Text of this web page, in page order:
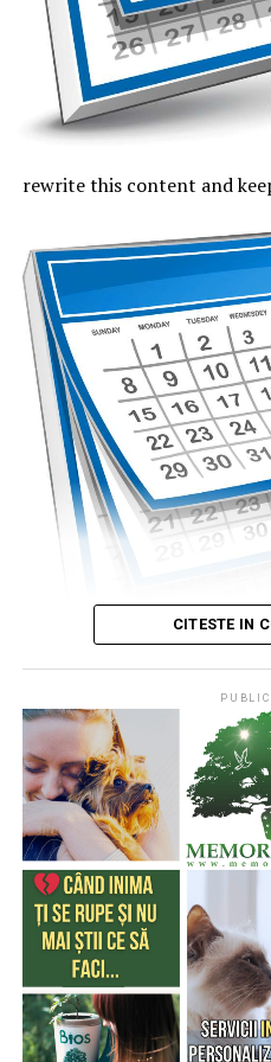
Joi, cu excepția zonei de
indicele temperatură-
pragul critic de 80 de
se vor încadra între 33 și 37
litoral, unde vor fi 30 de
mult moderat și după-
Vineri, valorile termice nu
la malul mării vor fi 33 de
mențin între 19 și 24 de
temporare după-amiaza,
însoțite de fenomene
rewrite this content and
Publicat deCodrin RAITA,
4 august 2026, 05:00
S-a întâmplat într-o zi de
* Cu 333 de ani în urmă
francez, Dom Pérignon,
produse de el din vinul
regiune din nordul Franţei),
extrem de cunoscută şi i-a
* Acum 322 de ani (1704)
CITESTE IN